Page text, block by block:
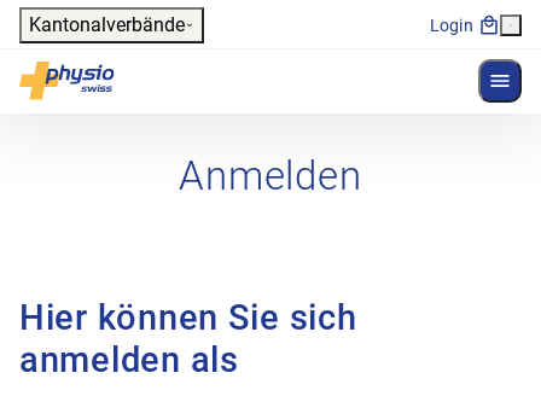
Header
Kantonalverbände Login
Physioswiss
Hauptnavigation
Anmelden
Hier können Sie sich
anmelden als